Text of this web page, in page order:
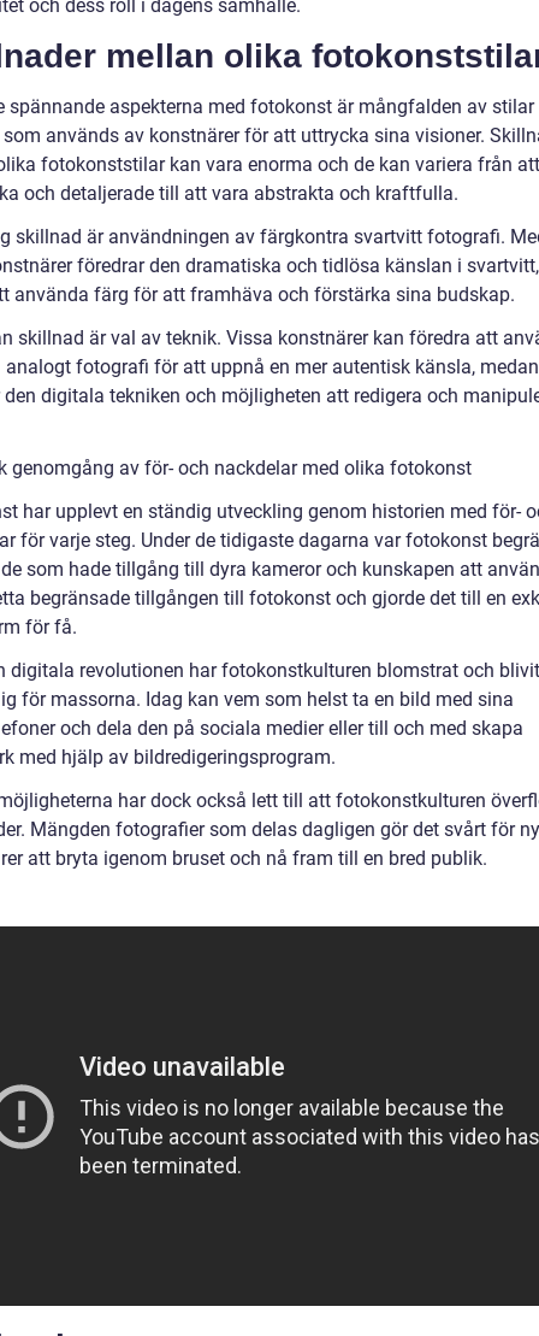
och dess roll i dagens samhälle.
mellan olika
spännande aspekterna med fotokonst är mångfalden av stilar
används av konstnärer för att uttrycka sina visioner.
fotokonststilar kan vara enorma och de kan variera från
och detaljerade till att vara abstrakta och kraftfulla.
skillnad är användningen av färgkontra svartvitt fotografi.
föredrar den dramatiska och tidlösa känslan i
använda färg för att framhäva och förstärka sina budskap.
skillnad är val av teknik. Vissa konstnärer kan föredra att
fotografi för att uppnå en mer autentisk känsla,
den digitala tekniken och möjligheten att redigera och
genomgång av för- och nackdelar med olika fotokonst
har upplevt en ständig utveckling genom historien med för-
för varje steg. Under de tidigaste dagarna var fotokonst
som hade tillgång till dyra kameror och kunskapen att
begränsade tillgången till fotokonst och gjorde det till en
för få.
digitala revolutionen har fotokonstkulturen blomstrat och
för massorna. Idag kan vem som helst ta en bild med sina
och dela den på sociala medier eller till och med skapa
med hjälp av bildredigeringsprogram.
har dock också lett till att fotokonstkulturen
Mängden fotografier som delas dagligen gör det svårt för
att bryta igenom bruset och nå fram till en bred publik.